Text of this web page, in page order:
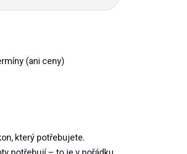
(ani ceny)
který potřebujete.